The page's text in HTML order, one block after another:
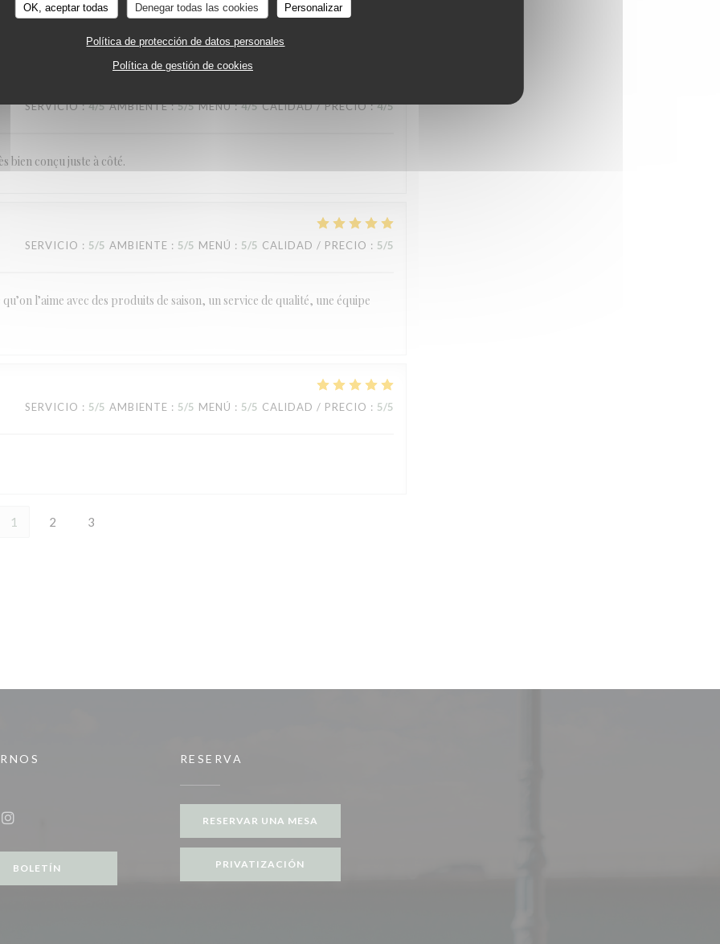
OK, aceptar todas Denegar todas las cookies Personalizar
Política de protección de datos personales
Política de gestión de cookies
SERVICIO: 4/5 AMBIENTE: 5/5 MENÚ: 4/5 CALIDAD / PRECIO: 4/5
bien conçu juste à côté.
SERVICIO : 5/5 AMBIENTE : 5/5 MENÚ : 5/5 CALIDAD / PRECIO : 5/5
l’aime avec des produits de saison, un service de qualité, une équipe
SERVICIO : 5/5 AMBIENTE : 5/5 MENÚ : 5/5 CALIDAD / PRECIO : 5/5
1 2 3
BOLETÍN
RESERVA
RESERVAR UNA MESA
PRIVATIZACIÓN